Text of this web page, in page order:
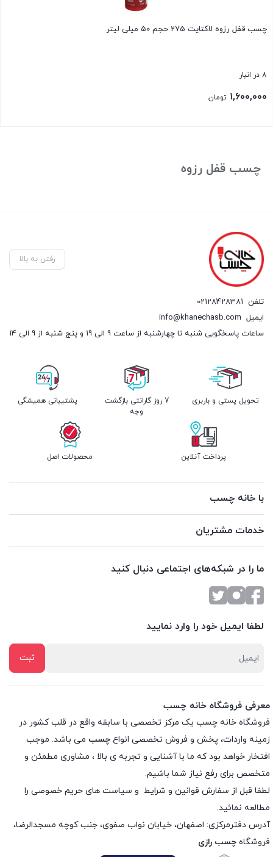
چسب قفل رزوه لاکتایت 275 حجم ۵۰ میلی لیتر
8 در انبار
۱,۶۰۰,۰۰۰ تومان
چسب قفل رزوه
رفتن به بالا
تلفن 02128428381
ایمیل info@khanechasb.com
ساعات پاسخگویی شنبه تا چهارشنبه از ساعت 9 الی 19 و پنج شنبه از 9 الی 14
تحویل پستی و باربری
7 روز گارانتی بازگشت
وجه
پشتیبانی همیشگی
پرداخت آنلاین محصولات اصل
با خانه چسب
خدمات مشتریان
ما را در شبکه‌های اجتماعی دنبال کنید
لطفا ایمیل خود را وارد نمایید
معرفی فروشگاه خانه چسب
فروشگاه خانه چسب یک مرکز تخصصی با سابقه واقع در قلب کشور در
زمینه واردات، پخش و فروش تخصصی انواع چسب می باشد. موجب
افتخار خواهد بود که ما با آشنایی و تجربه ی بالا ، مشاوری مطمئن و
متخصص برای رفع نیاز شما باشیم.
لطفا قبل از سفارش قوانین و شرایط و سیاست های حریم خصوصی را
مطالعه نمائید.
آدرس دفترمرکزی: اصفهان، خیابان نواب صفوی، جنب کوچه مسجدالرضا،
فروشگاه چسب رازی